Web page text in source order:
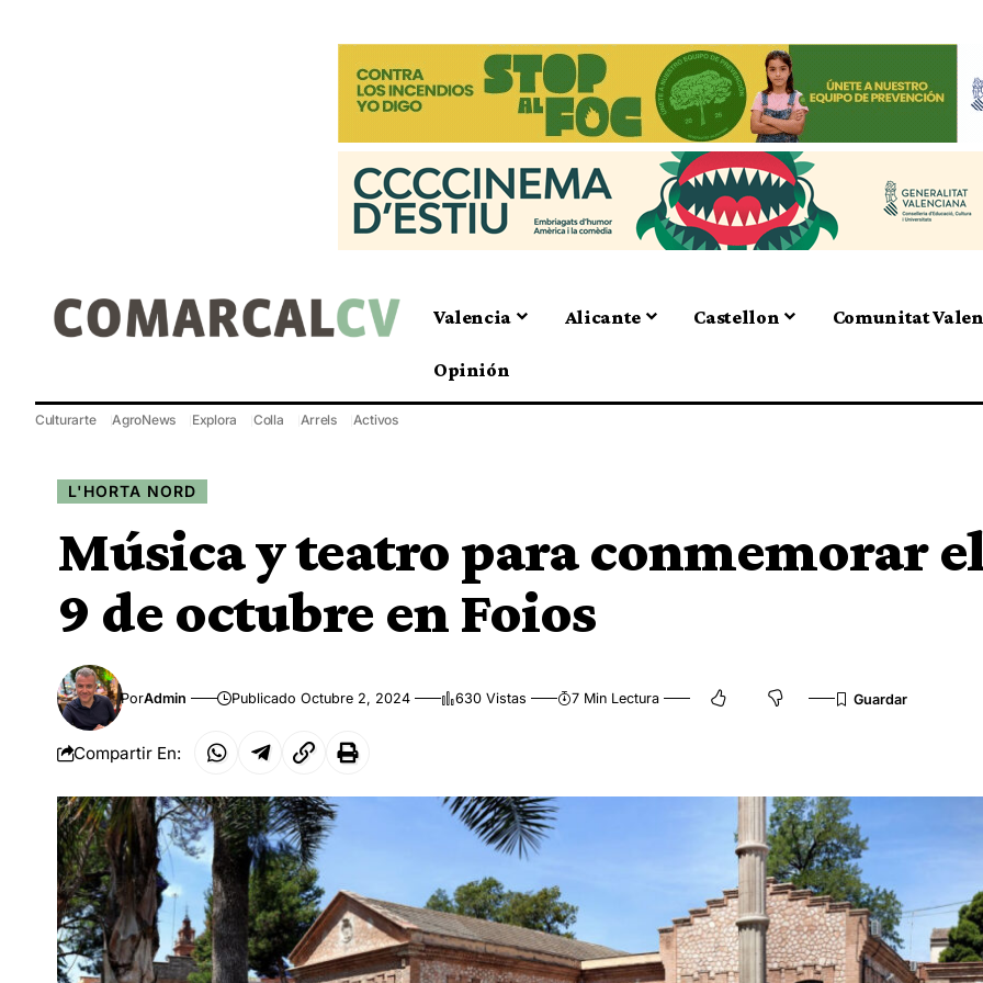
Valencia Alicante Castellon Comunitat
Opinión
Culturarte AgroNews Explora Colla Arrels Activos
L'HORTA NORD
Música y teatro para conmemorar
9 de octubre en Foios
PorAdmin Publicado Octubre 2, 2024 630 Vistas 7 Min Lectura
Compartir En: